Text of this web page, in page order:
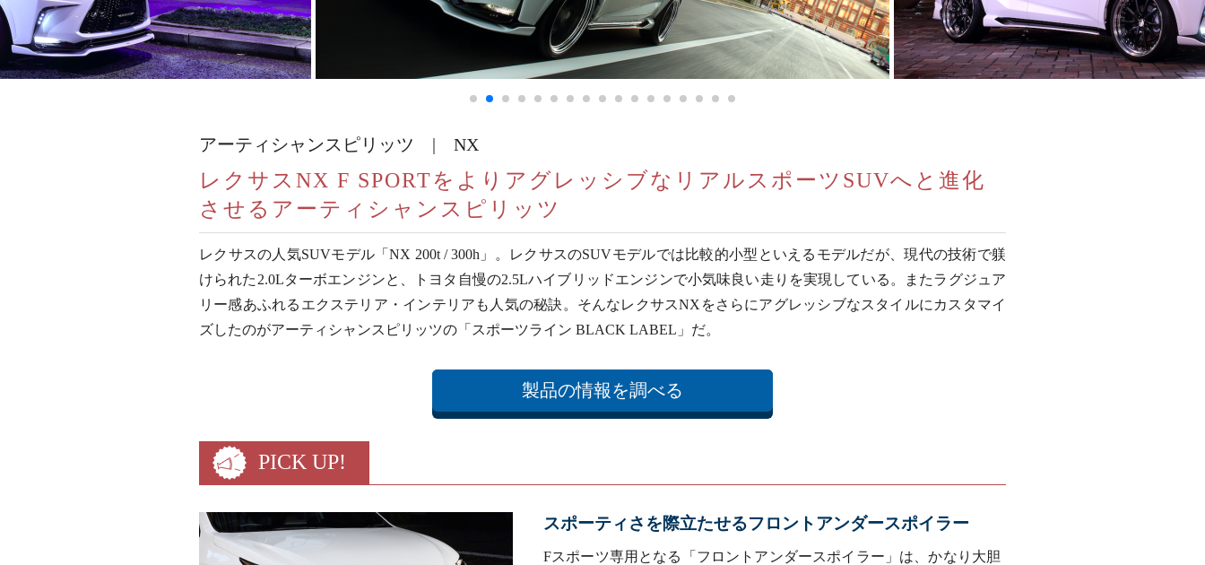
アーティシャンスピリッツ | NX
レクサスNX F SPORTをよりアグレッシブなリアルスポーツSUVへと進化
させるアーティシャンスピリッツ
レクサスの人気SUVモデル「NX 200t / 300h」。レクサスのSUVモデルでは比較的小型といえるモデルだが、現代の技術で躾
けられた2.0Lターボエンジンと、トヨタ自慢の2.5Lハイブリッドエンジンで小気味良い走りを実現している。またラグジュア
リー感あふれるエクステリア・インテリアも人気の秘訣。そんなレクサスNXをさらにアグレッシブなスタイルにカスタマイ
ズしたのがアーティシャンスピリッツの「スポーツライン BLACK LABEL」だ。
製品の情報を調べる
PICK UP!
スポーティさを際立たせるフロントアンダースポイラー
Fスポーツ専用となる「フロントアンダースポイラー」は、かなり大胆